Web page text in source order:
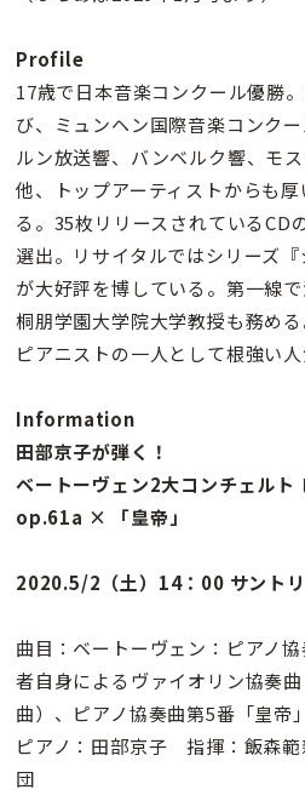
Profile
17歳で日本音楽コンクール優勝
び、ミュンヘン国際音楽コンク
ルン放送響、バンベルク響、モ
他、トップアーティストからも
る。35枚リリースされているCD
選出。リサイタルではシリーズ『
が大好評を博している。第一線で
桐朋学園大学院大学教授も務め
ピアニストの一人として根強い人
Information
田部京子が弾く！
ベートーヴェン2大コンチェルト
op.61a × 「皇帝」
2020.5/2（土）14：00 サント
曲目：ベートーヴェン：ピアノ
者自身によるヴァイオリン協奏
曲）、ピアノ協奏曲第5番「皇帝」
ピアノ：田部京子 指揮：飯森
団